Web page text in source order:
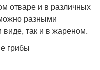
отваре и в различных
разными
виде, так и в жареном.
грибы